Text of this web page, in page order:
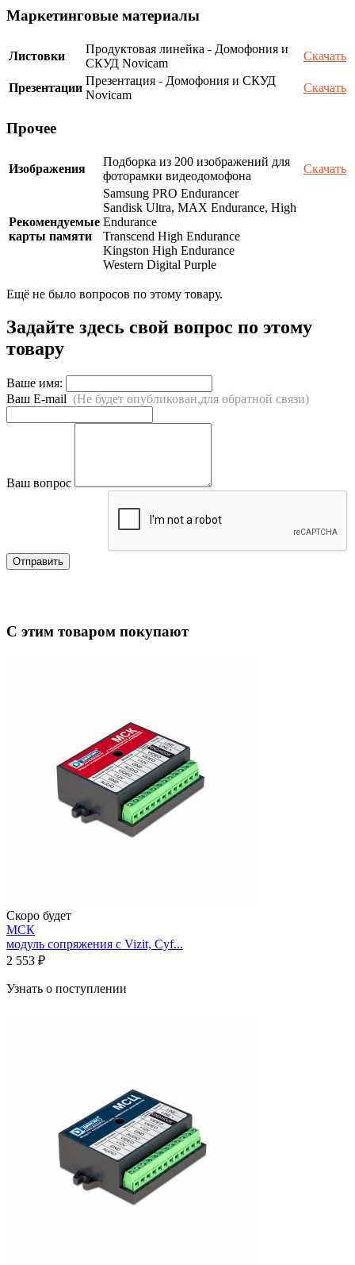
Маркетинговые материалы
Листовки
Продуктовая линейка - Домофония и
СКУД Novicam
Скачать
Презентации
Презентация - Домофония и СКУД
Novicam
Скачать
Прочее
Изображения
Подборка из 200 изображений для
фоторамки видеодомофона
Скачать
Рекомендуемые
карты памяти
Samsung PRO Endurancer
Sandisk Ultra, MAX Endurance, High
Endurance
Transcend High Endurance
Kingston High Endurance
Western Digital Purple
Ещё не было вопросов по этому товару.
Задайте здесь свой вопрос по этому
товару
Ваше имя:
Ваш E-mail (Не будет опубликован,для обратной связи)
Ваш вопрос
Отправить
С этим товаром покупают
Скоро будет
МСК
модуль сопряжения с Vizit, Cyf...
2 553 ₽
Узнать о поступлении